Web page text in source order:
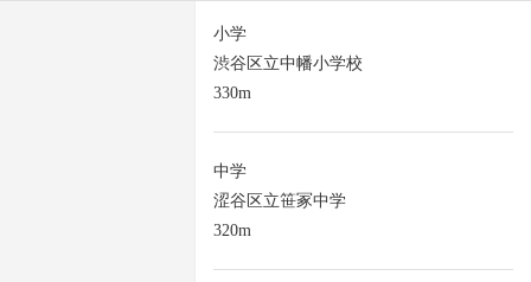
小学
渋谷区立中幡小学校
330m
中学
涩谷区立笹冢中学
320m